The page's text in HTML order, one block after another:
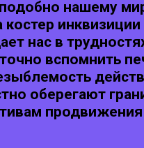
нашему
нас в
вспомнить
оберегают
продвижения